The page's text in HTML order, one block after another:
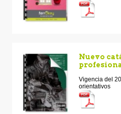
Nuevo
Vigencia del
orientativos